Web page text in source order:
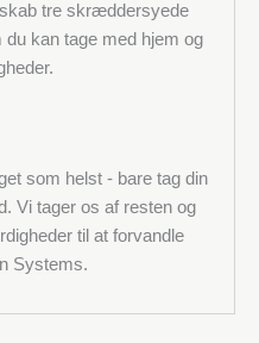
tre skræddersyede
du kan tage med hjem og
som helst - bare tag din
Vi tager os af resten og
til at forvandle
Systems.